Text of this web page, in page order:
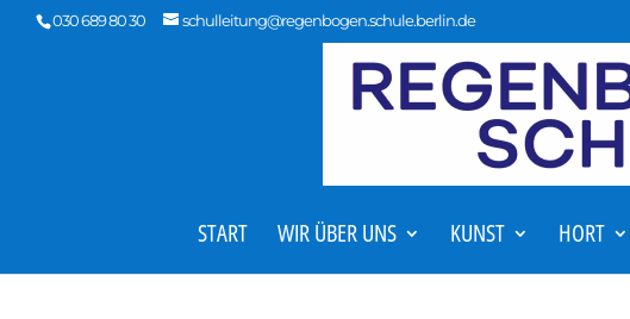
030 689 80 30 schulleitung@regenbogen.schule.berlin.de
START WIR ÜBER UNS KUNST HORT